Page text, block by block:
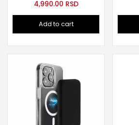
4,990.00 RSD
Add to cart